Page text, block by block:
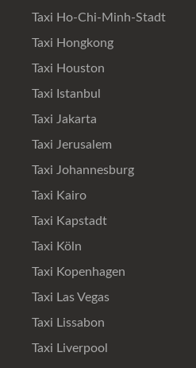
Taxi Ho-Chi-Minh-Stadt
Taxi Hongkong
Taxi Houston
Taxi Istanbul
Taxi Jakarta
Taxi Jerusalem
Taxi Johannesburg
Taxi Kairo
Taxi Kapstadt
Taxi Köln
Taxi Kopenhagen
Taxi Las Vegas
Taxi Lissabon
Taxi Liverpool